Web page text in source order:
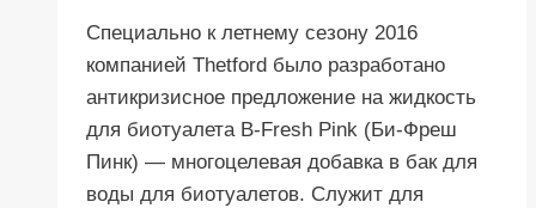
Cпециально к летнему сезону 2016
компанией Thetford было разработано
антикризисное предложение на жидкость
для биотуалета B-Fresh Pink (Би-Фреш
Пинк) — многоцелевая добавка в бак для
воды для биотуалетов. Служит для